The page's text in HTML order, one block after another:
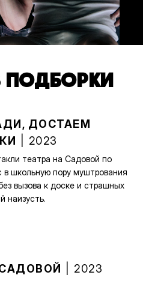
ПОДБОРКИ
ДОСТАЕМ
| 2023
театра на Садовой по
в школьную пору муштрования
вызова к доске и страшных
наизусть.
| 2023